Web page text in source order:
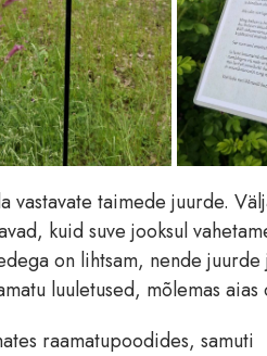
vastavate taimede juurde.
kuid suve jooksul
on lihtsam, nende juurde
luuletused, mõlemas aias
raamatupoodides, samuti